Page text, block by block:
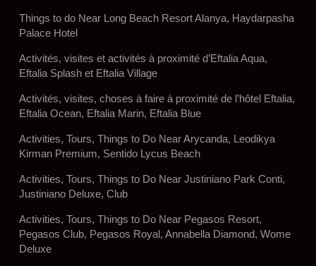
Things to do Near Long Beach Resort Alanya, Haydarpasha
Palace Hotel
Activités, visites et activités à proximité d’Eftalia Aqua,
Eftalia Splash et Eftalia Village
Activités, visites, choses à faire à proximité de l’hôtel Eftalia,
Eftalia Ocean, Eftalia Marin, Eftalia Blue
Activities, Tours, Things to Do Near Arycanda, Leodikya
Kirman Premium, Sentido Lycus Beach
Activities, Tours, Things to Do Near Justiniano Park Conti,
Justiniano Deluxe, Club
Activities, Tours, Things to Do Near Pegasos Resort,
Pegasos Club, Pegasos Royal, Annabella Diamond, Wome
Deluxe